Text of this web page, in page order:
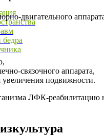
двигательного
связочного аппарата,
подвижности.
ЛФК-реабилитацию